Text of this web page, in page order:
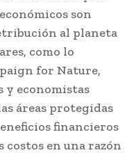
son
al planeta
como lo
for Nature,
y economistas
áreas protegidas
financieros
costos en una razón